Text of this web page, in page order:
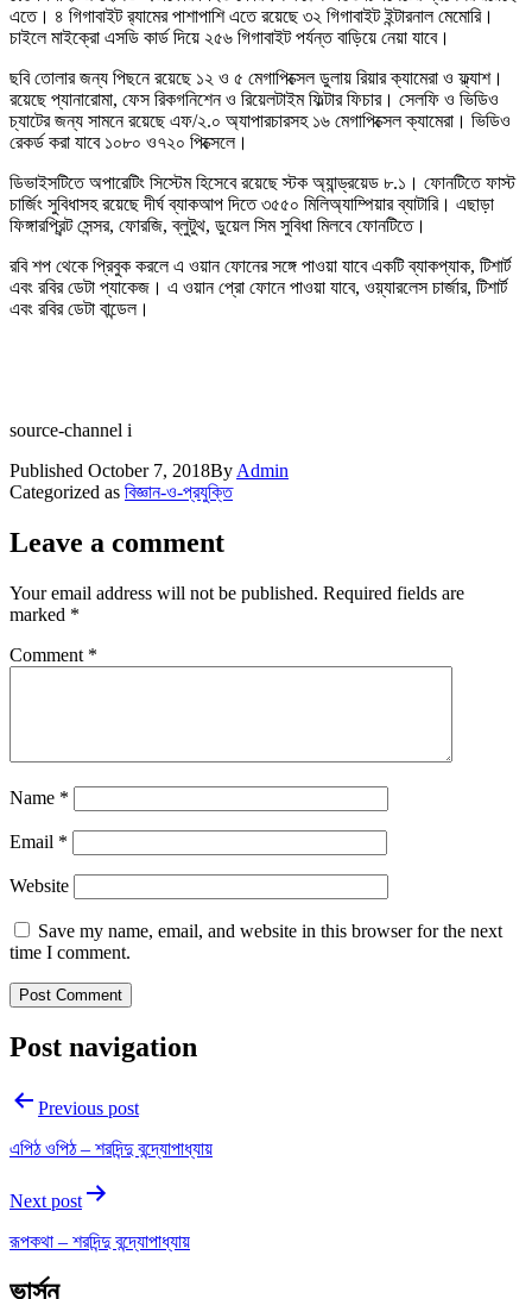
এতে। ৪ গিগাবাইট র‍্যামের পাশাপাশি এতে রয়েছে ৩২ গিগাবাইট ইন্টারনাল মেমোরি।
চাইলে মাইক্রো এসডি কার্ড দিয়ে ২৫৬ গিগাবাইট পর্যন্ত বাড়িয়ে নেয়া যাবে।
ছবি তোলার জন্য পিছনে রয়েছে ১২ ও ৫ মেগাপিক্সেল ডুলায় রিয়ার ক্যামেরা ও ফ্ল্যাশ।
রয়েছে প্যানারোমা, ফেস রিকগনিশেন ও রিয়েলটাইম ফিল্টার ফিচার। সেলফি ও ভিডিও
চ্যাটের জন্য সামনে রয়েছে এফ/২.০ অ্যাপারচারসহ ১৬ মেগাপিক্সেল ক্যামেরা। ভিডিও
রেকর্ড করা যাবে ১০৮০ ও৭২০ পিক্সেলে।
ডিভাইসটিতে অপারেটিং সিস্টেম হিসেবে রয়েছে স্টক অ্যান্ড্রয়েড ৮.১। ফোনটিতে ফাস্ট
চার্জিং সুবিধাসহ রয়েছে দীর্ঘ ব্যাকআপ দিতে ৩৫৫০ মিলিঅ্যাম্পিয়ার ব্যাটারি। এছাড়া
ফিঙ্গারপ্রিন্ট সেন্সর, ফোরজি, ব্লুটুথ, ডুয়েল সিম সুবিধা মিলবে ফোনটিতে।
রবি শপ থেকে প্রিবুক করলে এ ওয়ান ফোনের সঙ্গে পাওয়া যাবে একটি ব্যাকপ্যাক, টিশার্ট
এবং রবির ডেটা প্যাকেজ। এ ওয়ান প্রো ফোনে পাওয়া যাবে, ওয়্যারলেস চার্জার, টিশার্ট
এবং রবির ডেটা বান্ডেল।
source-channel i
Published October 7, 2018By Admin
Categorized as বিজ্ঞান-ও-প্রযুক্তি
Leave a comment
Your email address will not be published. Required fields are
marked *
Comment *
Name *
Email *
Website
Save my name, email, and website in this browser for the next
time I comment.
Post navigation
Previous post
এপিঠ ওপিঠ – শরদিন্দু বন্দ্যোপাধ্যায়
Next post
রূপকথা – শরদিন্দু বন্দ্যোপাধ্যায়
ভার্সন